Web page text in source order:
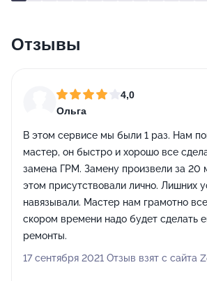
Отзывы
4,0
Ольга
В этом сервисе мы были 1 раз. Нам
мастер, он быстро и хорошо все
замена ГРМ. Замену произвели за 20
этом присутствовали лично. Лишних
навязывали. Мастер нам грамотно
скором времени надо будет сделать
ремонты.
17 сентября 2021 Отзыв взят с сайта